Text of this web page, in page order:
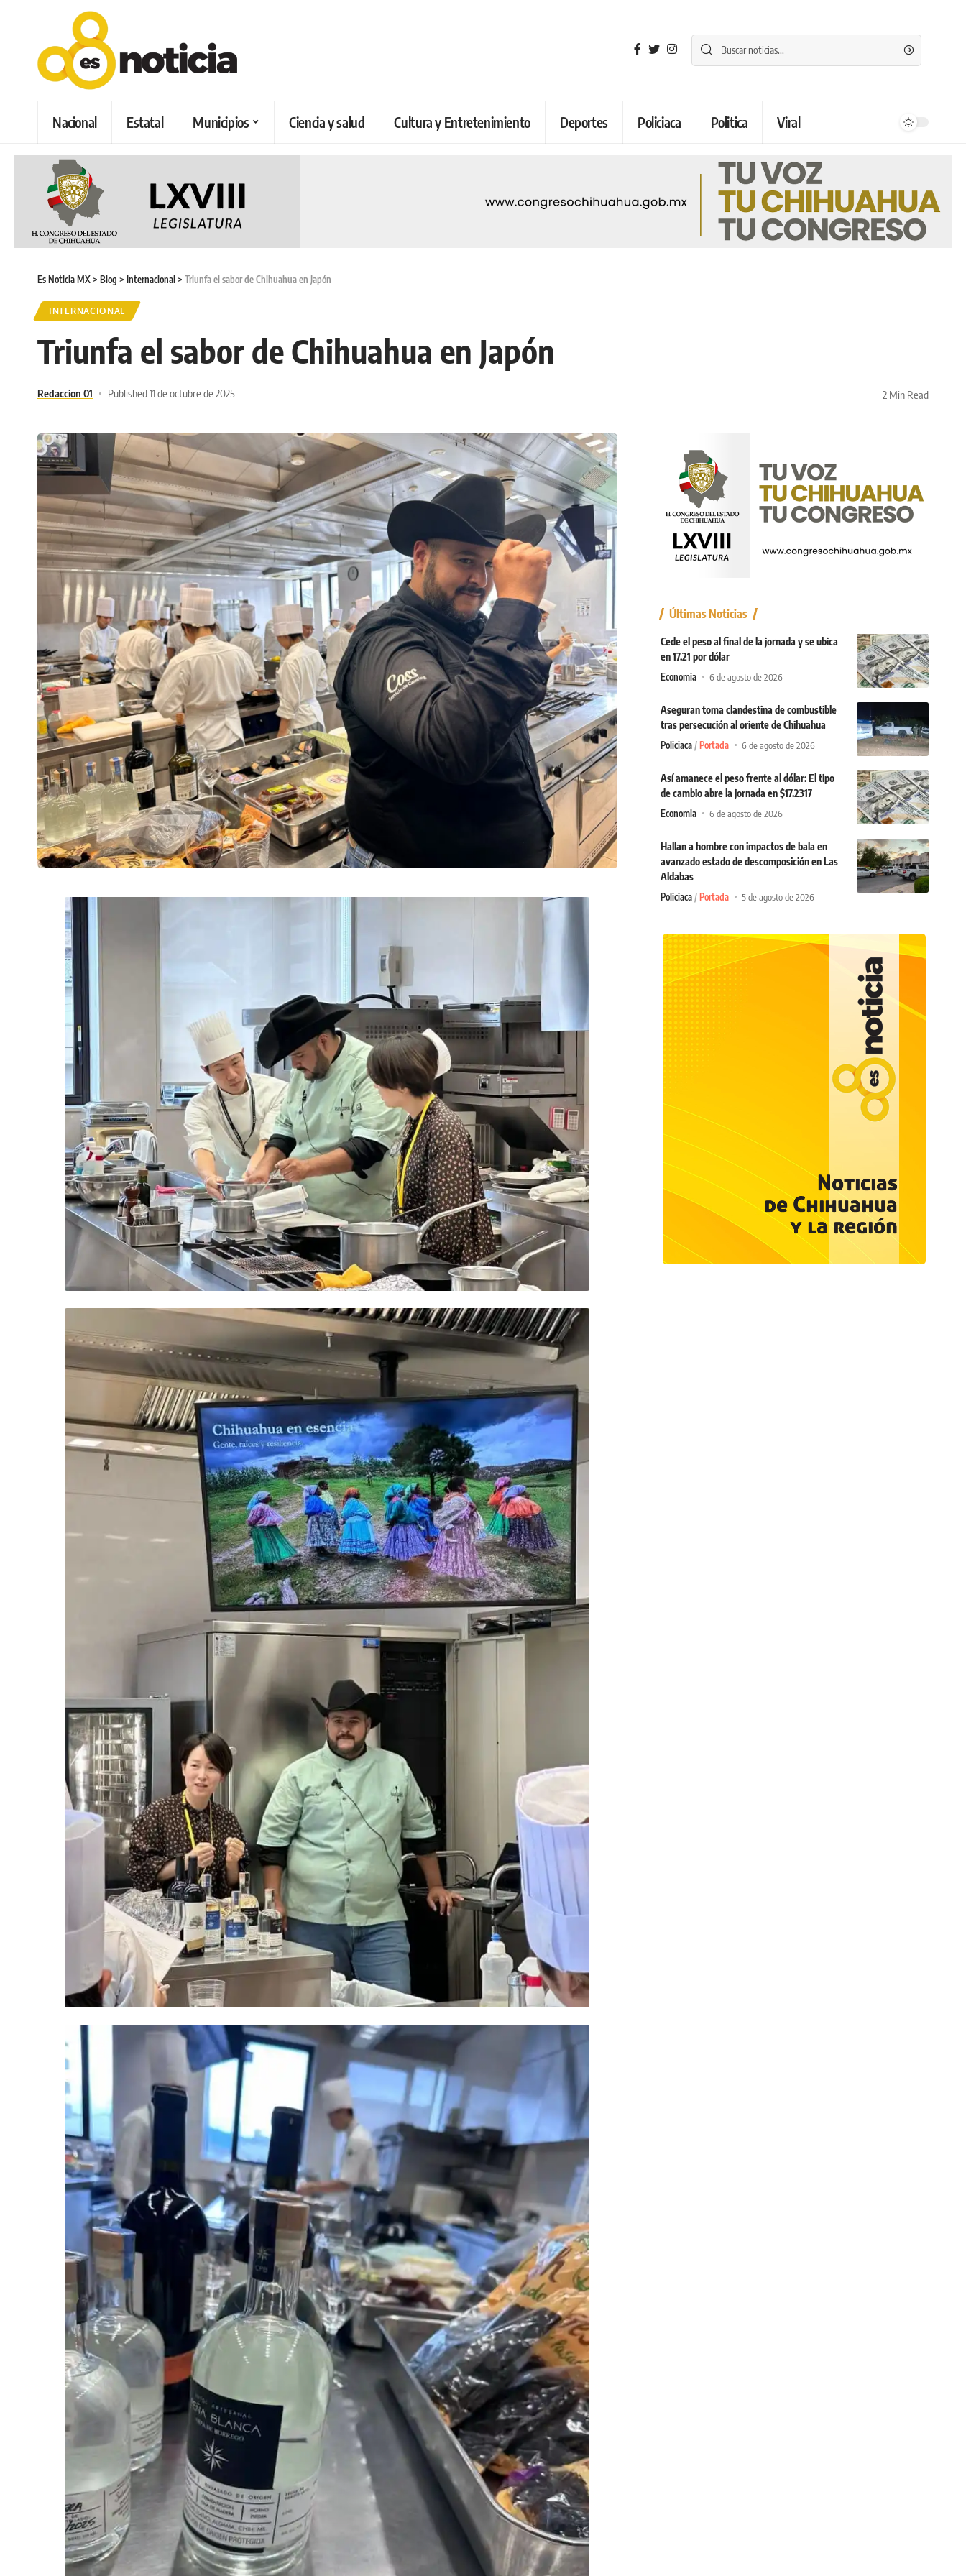
Nacional Estatal Municipios Ciencia y salud Cultura y Entretenimiento Deportes Policiaca Politica Viral
Es Noticia MX> Blog > Internacional > Triunfa el sabor de Chihuahua en Japón
INTERNACIONAL
Triunfa el sabor de Chihuahua en Japón
Redaccion 01 Published 11 de octubre de 2025 2 Min Read
Últimas Noticias
Cede el peso al final de la jornada y se ubica
en 17.21 por dólar
Economia 6 de agosto de 2026
Aseguran toma clandestina de combustible
tras persecución al oriente de Chihuahua
Policiaca Portada 6 de agosto de 2026
Así amanece el peso frente al dólar: El tipo
de cambio abre la jornada en $17.2317
Economia 6 de agosto de 2026
Hallan a hombre con impactos de bala en
avanzado estado de descomposición en Las
Aldabas
Policiaca Portada 5 de agosto de 2026